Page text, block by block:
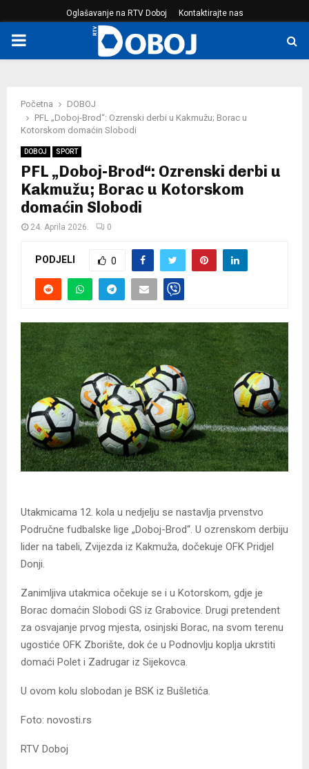
Oglašavanje na RTV Doboj Kontaktirajte nas
PRIMARY
Početna
DOBOJ
PFL „Doboj-Brod“: Ozrenski derbi u Kakmužu; Borac u
Kotorskom domaćin Slobodi
DOBOJ SPORT
PFL „Doboj-Brod“: Ozrenski derbi u
Kakmužu; Borac u Kotorskom
domaćin Slobodi
24. Aprila 2026. 0
PODJELI 0
Utakmicama 12. kola u nedjelju se nastavlja prvenstvo
Područne fudbalske lige „Doboj-Brod“. U ozrenskom derbiju
lider na tabeli, Zvijezda iz Kakmuža, dočekuje OFK Pridjel
Donji.
Zanimljiva utakmica očekuje se i u Kotorskom, gdje je
Borac domaćin Slobodi GS iz Grabovice. Drugi pretendent
za osvajanje prvog mjesta, osinjski Borac, na svom terenu
ugostiće OFK Zborište, dok će u Podnovlju koplja ukrstiti
domaći Polet i Zadrugar iz Sijekovca.
U ovom kolu slobodan je BSK iz Bušletića.
Foto: novosti.rs
RTV Doboj